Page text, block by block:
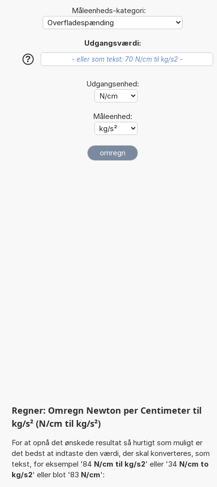
Måleenheds-kategori:
Udgangsværdi:
?
Udgangsenhed:
Måleenhed:
Regner: Omregn Newton per Centimeter til
kg/s² (N/cm til kg/s²)
For at opnå det ønskede resultat så hurtigt som muligt er
det bedst at indtaste den værdi, der skal konverteres, som
tekst, for eksempel '84 N/cm til kg/s2' eller '34 N/cm to
kg/s2' eller blot '83 N/cm':